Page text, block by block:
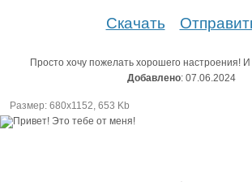
Скачать
Просто хочу пожелать хорошего настроения! И
Добавлено: 07.06.2024
Размер: 680х1152, 653 Kb